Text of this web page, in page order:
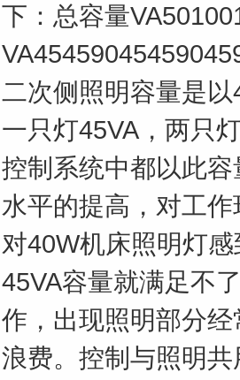
下：总容量
二次侧照明容量是
一只灯45VA，两只
控制系统中都以此
水平的提高，对工
对40W机床照明灯
45VA容量就满足不
作，出现照明部分
浪费。控制与照明